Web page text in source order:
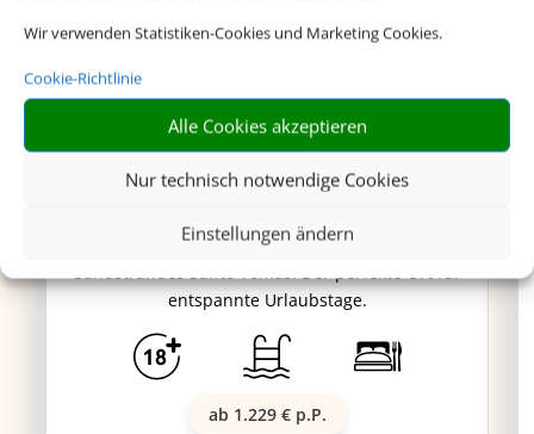
Wir verwenden Statistiken-Cookies und Marketing Cookies.
Cookie-Richtlinie
Alle Cookies akzeptieren
Nur technisch notwendige Cookies
Einstellungen ändern
Globales Lord Nelson
traumhafte Lage unweit des wunderschönen
entspannte Urlaubstage.
ab 1.229 € p.P.